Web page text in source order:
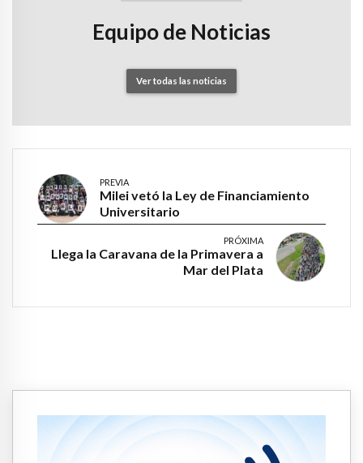
Equipo de Noticias
Ver todas las noticias
PREVIA
Milei vetó la Ley de Financiamiento
Universitario
PRÓXIMA
Llega la Caravana de la Primavera a
Mar del Plata